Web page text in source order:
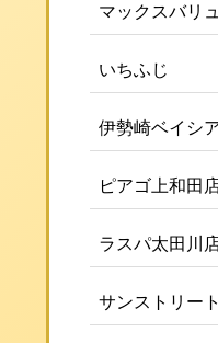
マックスバリ
いちふじ
伊勢崎ベイシ
ピアゴ上和田
ラスパ太田川
サンストリー